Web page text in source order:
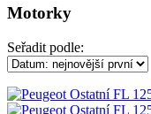
Motorky
Seřadit podle: